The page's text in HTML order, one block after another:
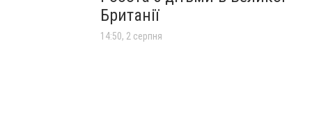
Британії
14:50, 2 серпня